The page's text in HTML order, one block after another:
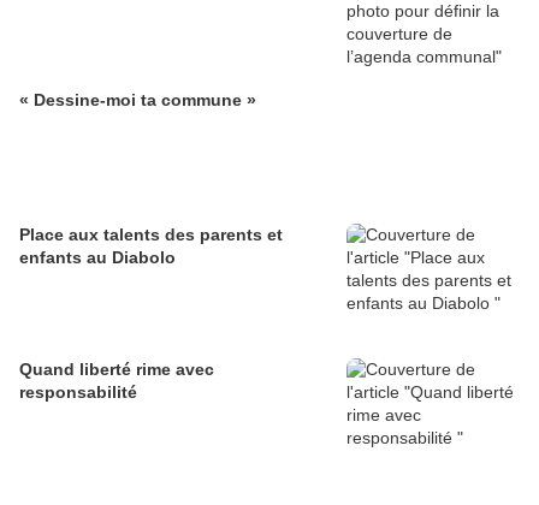
« Dessine-moi ta commune »
Place aux talents des parents et
enfants au Diabolo
Quand liberté rime avec
responsabilité